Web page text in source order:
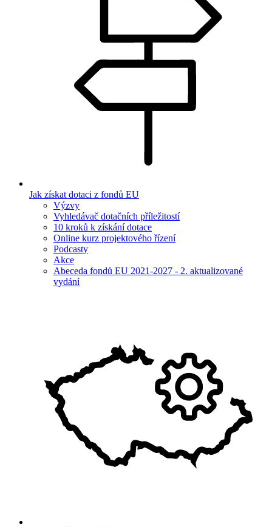
Jak získat dotaci z fondů EU
Výzvy
Vyhledávač dotačních příležitostí
10 kroků k získání dotace
Online kurz projektového řízení
Podcasty
Akce
Abeceda fondů EU 2021-2027 - 2. aktualizované
vydání